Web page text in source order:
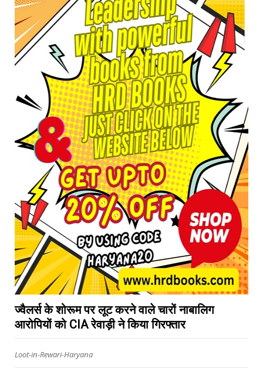
ज्वैलर्स के शोरूम पर लूट करने वाले चारों नाबालिग
आरोपियों को CIA रेवाड़ी ने किया गिरफ्तार
Loot-in-Rewari-Haryana